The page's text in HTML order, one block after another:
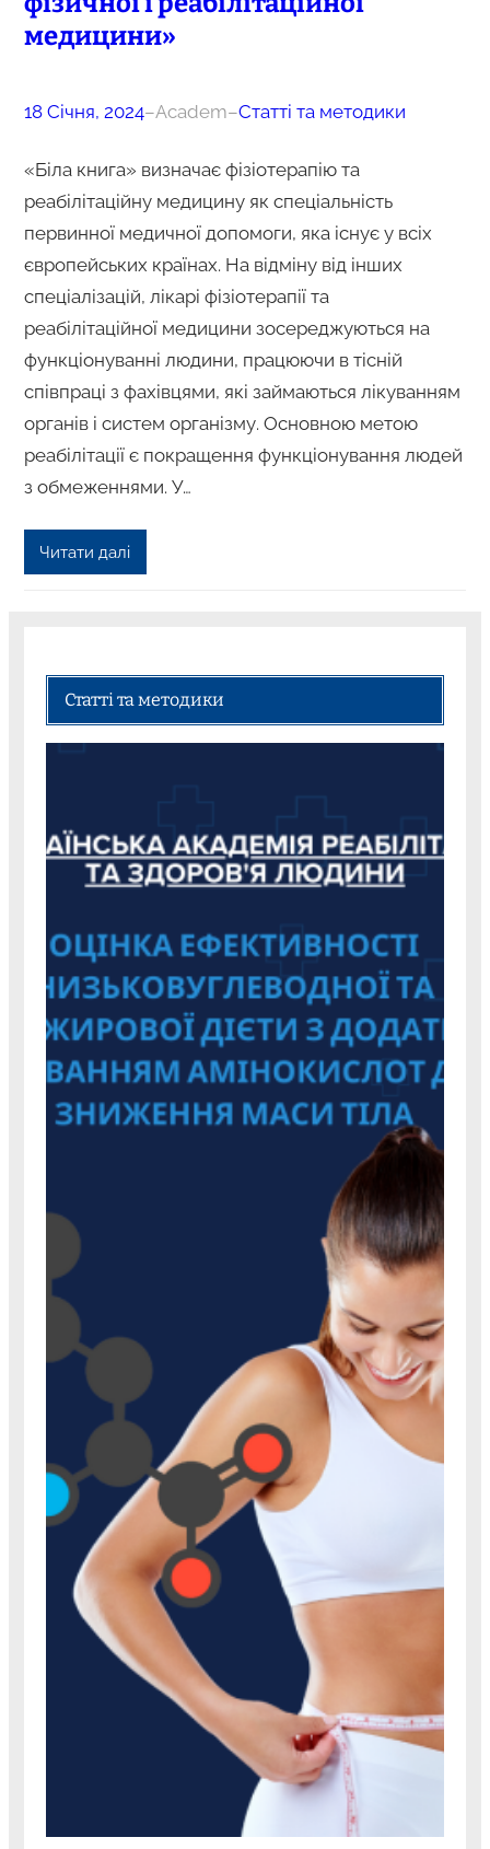
медицини»
18 Січня, 2024–Academ–Статті та методики
«Біла книга» визначає фізіотерапію та
реабілітаційну медицину як спеціальність
первинної медичної допомоги, яка існує у всіх
європейських країнах. На відміну від інших
спеціалізацій, лікарі фізіотерапії та
реабілітаційної медицини зосереджуються на
функціонуванні людини, працюючи в тісній
співпраці з фахівцями, які займаються лікуванням
органів і систем організму. Основною метою
реабілітації є покращення функціонування людей
з обмеженнями. У…
Читати далі
Статті та методики